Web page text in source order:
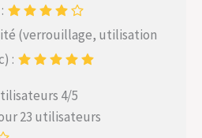
(verrouillage, utilisation
:
4/5
23 utilisateurs